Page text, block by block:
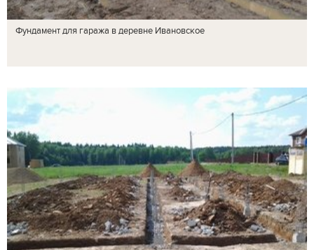
Фундамент для гаража в деревне Ивановское